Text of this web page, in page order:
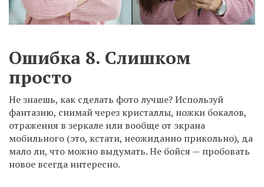
Ошибка 8. Слишком
просто
Не знаешь, как сделать фото лучше? Используй
фантазию, снимай через кристаллы, ножки бокалов,
отражения в зеркале или вообще от экрана
мобильного (это, кстати, неожиданно прикольно), да
мало ли, что можно выдумать. Не бойся — пробовать
новое всегда интересно.